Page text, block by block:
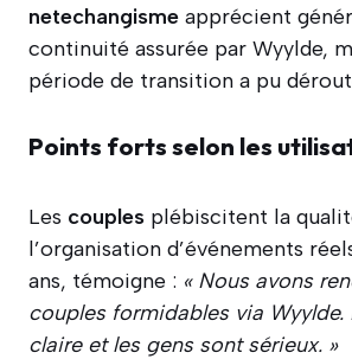
netechangisme apprécient
continuité assurée par Wyylde,
période de transition a pu
Points forts selon les
Les couples plébiscitent la
l’organisation d’événements
ans, témoigne : « Nous avons
couples formidables via Wyylde.
claire et les gens sont sérieux. »